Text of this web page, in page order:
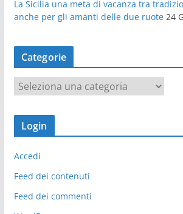
La Sicilia una meta di vacanza tra
anche per gli amanti delle due ruote 24
Categorie
a
t
o
r
Login
Accedi
Feed dei contenuti
Feed dei commenti